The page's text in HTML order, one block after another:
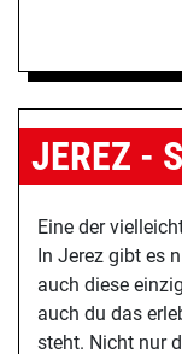
JEREZ -
Eine der
In Jerez gibt es
auch diese
auch du das
steht. Nicht nur